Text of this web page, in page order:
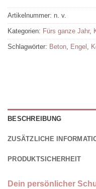
Artikelnummer: n. v.
Kategorien: Fürs ganze Jahr,
Schlagwörter: Beton, Engel ,
BESCHREIBUNG
ZUSÄTZLICHE
PRODUKTSICHERHEIT
Dein persönlicher